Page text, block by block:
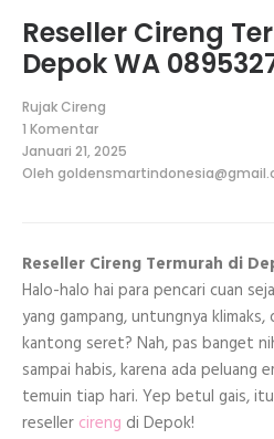
Reseller Cireng
Depok WA
Rujak Cireng
1 Komentar
pada
Reseller
Cireng
0895327802167
Januari 21, 2025
Oleh
Reseller Cireng Termurah di
Halo-halo hai para pencari cuan
yang gampang, untungnya
kantong seret? Nah, pas banget
sampai habis, karena ada peluang
temuin tiap hari. Yep betul gais,
reseller cireng di Depok!